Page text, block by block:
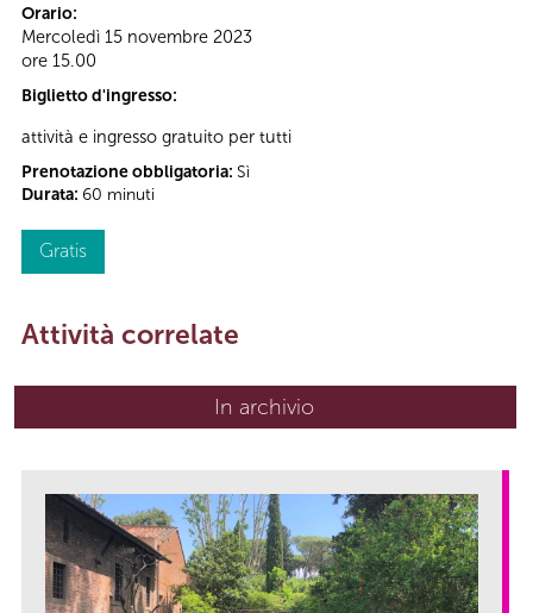
Orario:
Mercoledì 15 novembre 2023
ore 15.00
Biglietto d'ingresso:
attività e ingresso gratuito per tutti
Prenotazione obbligatoria: Sì
Durata: 60 minuti
Gratis
Attività correlate
In archivio